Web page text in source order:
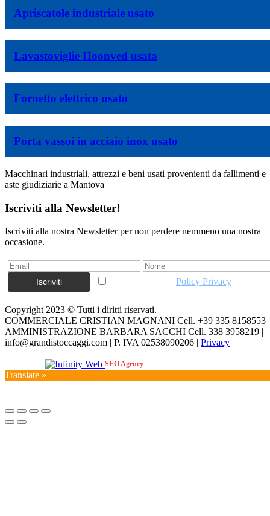
Apriscatole industriale usato
Lavastoviglie Hoonved usata
Fornetto elettrico usato
Porta vassoi in acciaio inox usato
Macchinari industriali, attrezzi e beni usati provenienti da fallimenti e
aste giudiziarie a Mantova
Iscriviti alla Newsletter!
Iscriviti alla nostra Newsletter per non perdere nemmeno una nostra
occasione.
Policy Privacy
Copyright 2023 © Tutti i diritti riservati.
COMMERCIALE CRISTIAN MAGNANI Cell. +39 335 8158553 |
AMMINISTRAZIONE BARBARA SACCHI Cell. 338 3958219 |
info@grandistoccaggi.com | P. IVA 02538090206 | Privacy
SEO Agency
Translate »